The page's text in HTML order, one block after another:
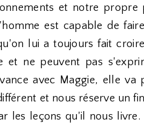
et notre propre
est capable de
lui a toujours fait
et ne peuvent pas
avec Maggie, elle
et nous réserve un
les leçons qu'il nous